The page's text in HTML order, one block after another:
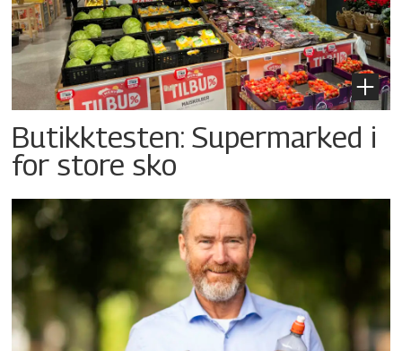
Butikktesten: Supermarked i
for store sko